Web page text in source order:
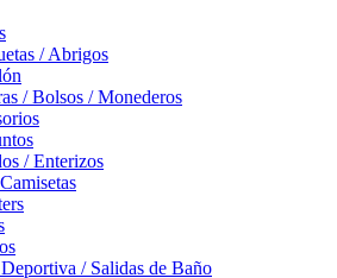
/ Abrigos
/ Bolsos / Monederos
/ Enterizos
/ Salidas de Baño